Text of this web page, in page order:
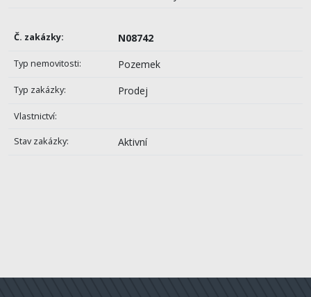
Č. zakázky: N08742
Typ nemovitosti: Pozemek
Typ zakázky: Prodej
Vlastnictví:
Stav zakázky:
Aktivní